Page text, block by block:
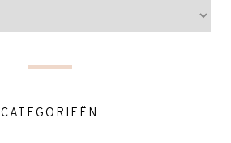
CATEGORIEËN